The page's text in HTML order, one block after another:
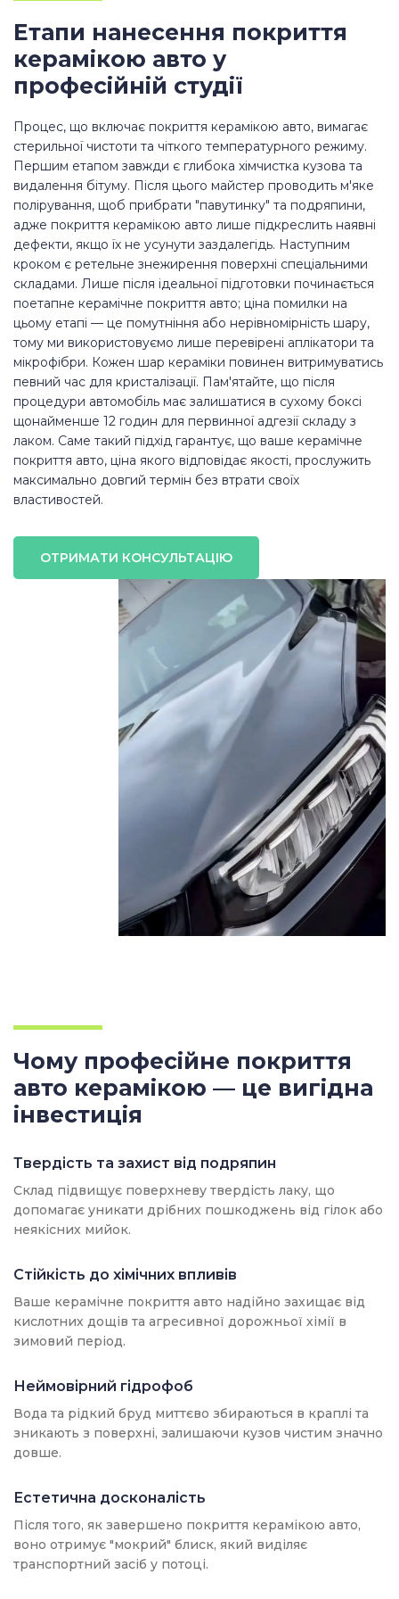
Етапи нанесення покриття
керамікою авто у
професійній студії
Процес, що включає покриття керамікою авто, вимагає
стерильної чистоти та чіткого температурного режиму.
Першим етапом завжди є глибока хімчистка кузова та
видалення бітуму. Після цього майстер проводить м'яке
полірування, щоб прибрати "павутинку" та подряпини,
адже покриття керамікою авто лише підкреслить наявні
дефекти, якщо їх не усунути заздалегідь. Наступним
кроком є ретельне знежирення поверхні спеціальними
складами. Лише після ідеальної підготовки починається
поетапне керамічне покриття авто; ціна помилки на
цьому етапі — це помутніння або нерівномірність шару,
тому ми використовуємо лише перевірені аплікатори та
мікрофібри. Кожен шар кераміки повинен витримуватись
певний час для кристалізації. Пам'ятайте, що після
процедури автомобіль має залишатися в сухому боксі
щонайменше 12 годин для первинної адгезії складу з
лаком. Саме такий підхід гарантує, що ваше керамічне
покриття авто, ціна якого відповідає якості, прослужить
максимально довгий термін без втрати своїх
властивостей.
ОТРИМАТИ КОНСУЛЬТАЦІЮ
Чому професійне покриття
авто керамікою — це вигідна
інвестиція
Твердість та захист від подряпин
Склад підвищує поверхневу твердість лаку, що
допомагає уникати дрібних пошкоджень від гілок або
неякісних мийок.
Стійкість до хімічних впливів
Ваше керамічне покриття авто надійно захищає від
кислотних дощів та агресивної дорожньої хімії в
зимовий період.
Неймовірний гідрофоб
Вода та рідкий бруд миттєво збираються в краплі та
зникають з поверхні, залишаючи кузов чистим значно
довше.
Естетична досконалість
Після того, як завершено покриття керамікою авто,
воно отримує "мокрий" блиск, який виділяє
транспортний засіб у потоці.
Ваше ім'я